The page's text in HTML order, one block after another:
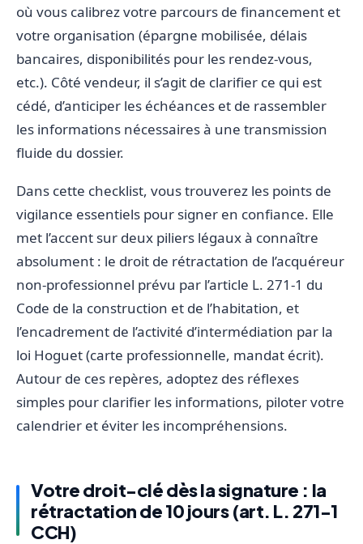
où vous calibrez votre parcours de financement et
votre organisation (épargne mobilisée, délais
bancaires, disponibilités pour les rendez-vous,
etc.). Côté vendeur, il s’agit de clarifier ce qui est
cédé, d’anticiper les échéances et de rassembler
les informations nécessaires à une transmission
fluide du dossier.
Dans cette checklist, vous trouverez les points de
vigilance essentiels pour signer en confiance. Elle
met l’accent sur deux piliers légaux à connaître
absolument : le droit de rétractation de l’acquéreur
non-professionnel prévu par l’article L. 271-1 du
Code de la construction et de l’habitation, et
l’encadrement de l’activité d’intermédiation par la
loi Hoguet (carte professionnelle, mandat écrit).
Autour de ces repères, adoptez des réflexes
simples pour clarifier les informations, piloter votre
calendrier et éviter les incompréhensions.
Votre droit-clé dès la signature : la
rétractation de 10 jours (art. L. 271-1
CCH)